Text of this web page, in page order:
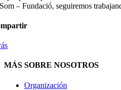
– Fundació, seguiremos
MÁS SOBRE NOSOTROS
Organización